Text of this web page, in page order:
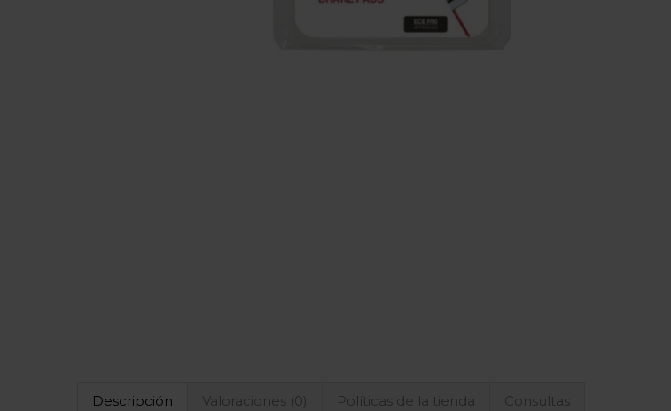
Descripción Valoraciones (0) Políticas de la tienda Consultas